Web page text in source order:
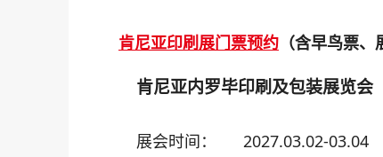
肯尼亚印刷展门票预约 （含早鸟票
肯尼亚内罗毕印刷及包装展览会
展会时间：
2027.03.02-03.04